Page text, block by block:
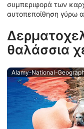
συμπεριφορά των
αυτοπεποίθηση γύρω
θαλάσσια
Alamy-National-